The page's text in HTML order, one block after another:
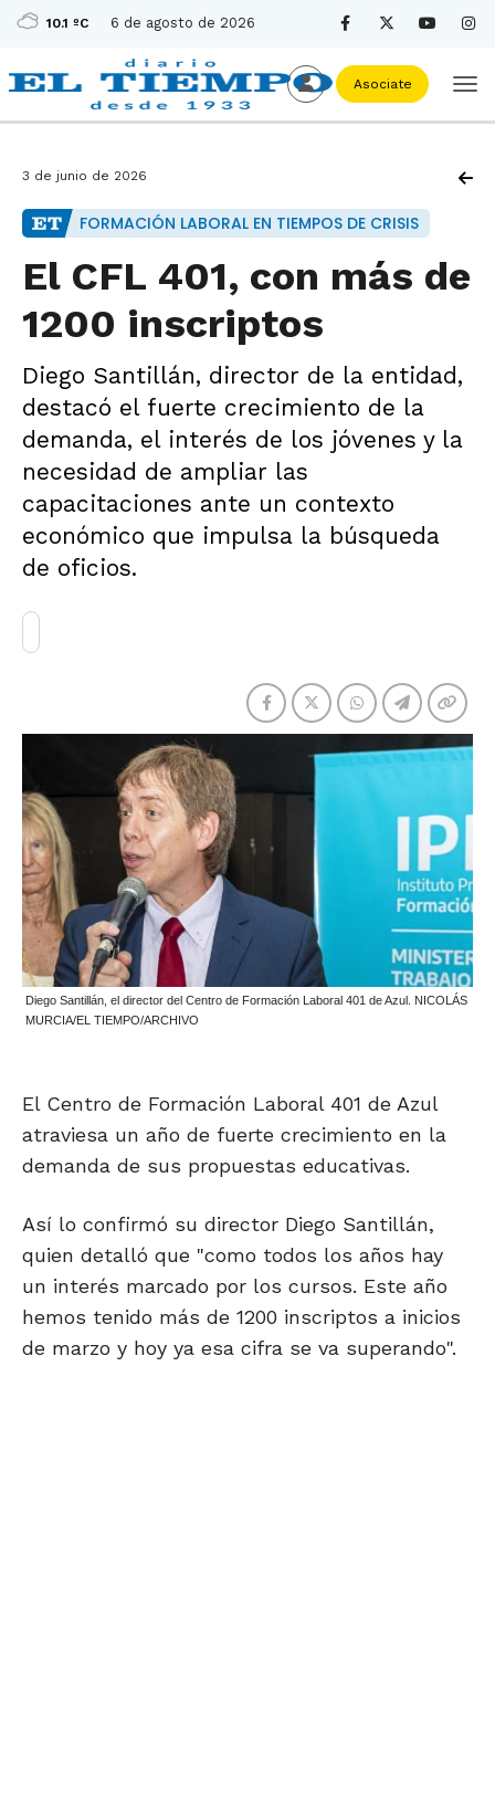
10.1 ºC 6 de agosto de 2026
Asociate
3 de junio de 2026
FORMACIÓN LABORAL EN TIEMPOS DE CRISIS
El CFL 401, con más de
1200 inscriptos
Diego Santillán, director de la entidad,
destacó el fuerte crecimiento de la
demanda, el interés de los jóvenes y la
necesidad de ampliar las
capacitaciones ante un contexto
económico que impulsa la búsqueda
de oficios.
Diego Santillán, el director del Centro de Formación Laboral 401 de Azul. NICOLÁS
MURCIA/EL TIEMPO/ARCHIVO
El Centro de Formación Laboral 401 de Azul
atraviesa un año de fuerte crecimiento en la
demanda de sus propuestas educativas.
Así lo confirmó su director Diego Santillán,
quien detalló que "como todos los años hay
un interés marcado por los cursos. Este año
hemos tenido más de 1200 inscriptos a inicios
de marzo y hoy ya esa cifra se va superando".